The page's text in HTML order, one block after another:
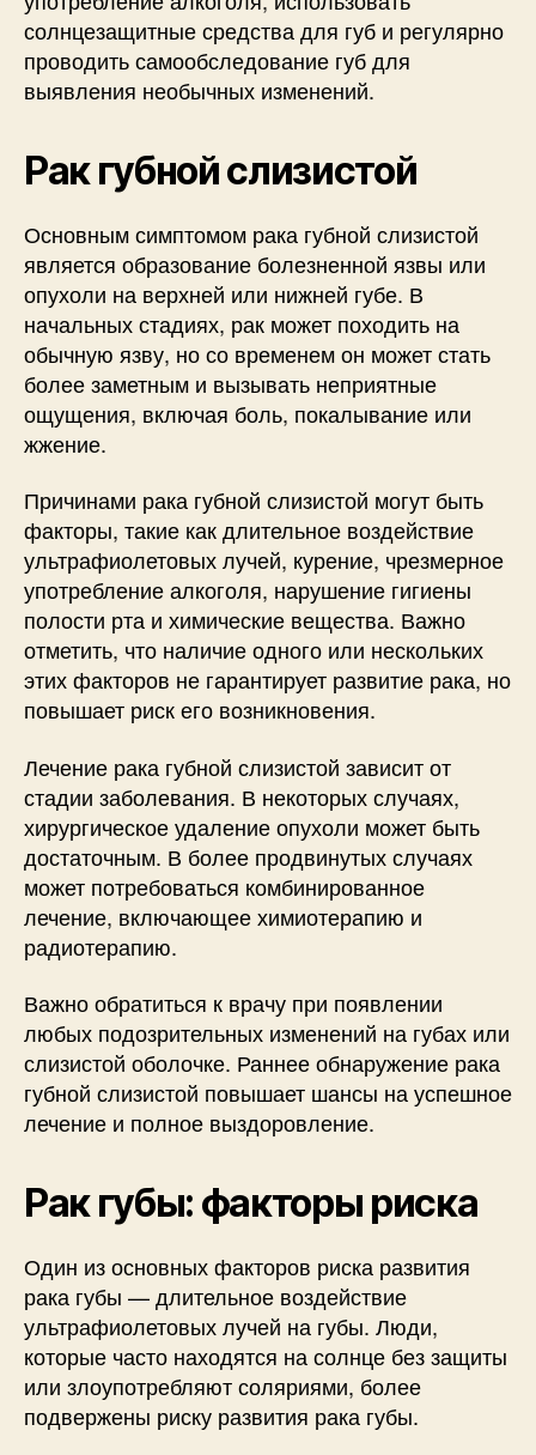
солнцезащитные средства для губ и регулярно
проводить самообследование губ для
выявления необычных изменений.
Рак губной слизистой
Основным симптомом рака губной слизистой
является образование болезненной язвы или
опухоли на верхней или нижней губе. В
начальных стадиях, рак может походить на
обычную язву, но со временем он может стать
более заметным и вызывать неприятные
ощущения, включая боль, покалывание или
жжение.
Причинами рака губной слизистой могут быть
факторы, такие как длительное воздействие
ультрафиолетовых лучей, курение, чрезмерное
употребление алкоголя, нарушение гигиены
полости рта и химические вещества. Важно
отметить, что наличие одного или нескольких
этих факторов не гарантирует развитие рака, но
повышает риск его возникновения.
Лечение рака губной слизистой зависит от
стадии заболевания. В некоторых случаях,
хирургическое удаление опухоли может быть
достаточным. В более продвинутых случаях
может потребоваться комбинированное
лечение, включающее химиотерапию и
радиотерапию.
Важно обратиться к врачу при появлении
любых подозрительных изменений на губах или
слизистой оболочке. Раннее обнаружение рака
губной слизистой повышает шансы на успешное
лечение и полное выздоровление.
Рак губы: факторы риска
Один из основных факторов риска развития
рака губы — длительное воздействие
ультрафиолетовых лучей на губы. Люди,
которые часто находятся на солнце без защиты
или злоупотребляют соляриями, более
подвержены риску развития рака губы.